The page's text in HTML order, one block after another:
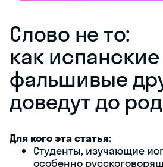
Слово не то:
как испанские
фальшивые
доведут до
Для кого эта статья:
Студенты, изучающие
особенно